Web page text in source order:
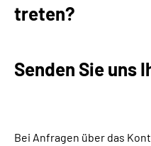
Experten
Suche
treten?
Senden Sie uns
Bei Anfragen über das